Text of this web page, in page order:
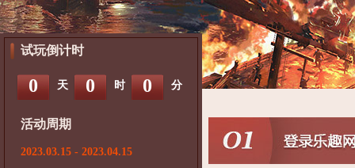
试玩倒计时
0 天 0 时 0 分
活动周期
2023.03.15 - 2023.04.15